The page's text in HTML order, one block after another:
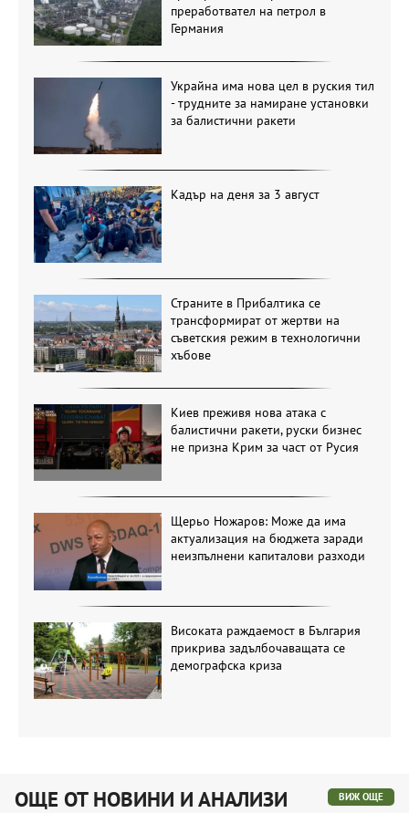
преработвател на петрол в
Германия
Украйна има нова цел в руския тил
- трудните за намиране установки
за балистични ракети
Кадър на деня за 3 август
Страните в Прибалтика се
трансформират от жертви на
съветския режим в технологични
хъбове
Киев преживя нова атака с
балистични ракети, руски бизнес
не призна Крим за част от Русия
Щерьо Ножаров: Може да има
актуализация на бюджета заради
неизпълнени капиталови разходи
Високата раждаемост в България
прикрива задълбочаващата се
демографска криза
ОЩЕ ОТ НОВИНИ И АНАЛИЗИ ВИЖ ОЩЕ